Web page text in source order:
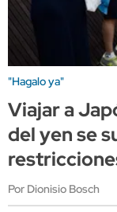
"Hagalo ya"
Viajar a
del yen se
Por Dionisio Bosch